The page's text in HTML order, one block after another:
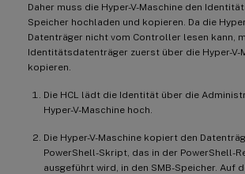
Daher muss die Hyper-V-Maschine den
Speicher hochladen und kopieren. Da die
Datenträger nicht vom Controller lesen kann,
Identitätsdatenträger zuerst über die Hyper-V-
kopieren.
Die HCL lädt die Identität über die
Hyper-V-Maschine hoch.
Die Hyper-V-Maschine kopiert den
PowerShell-Skript, das in der PowerShell-
ausgeführt wird, in den SMB-Speicher. Auf